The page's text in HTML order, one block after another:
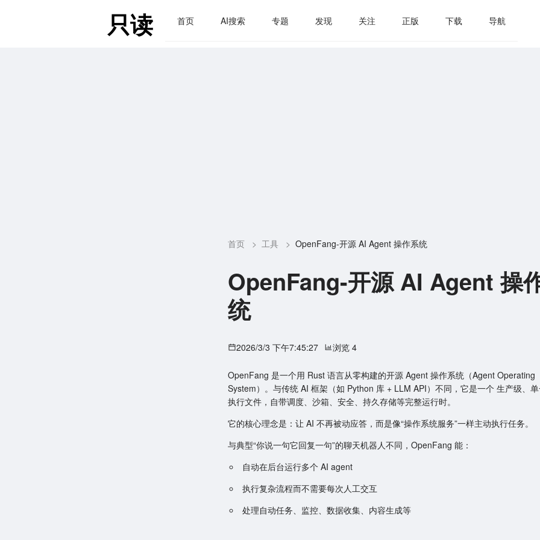
只读 首页 AI搜索 专题 发现 关注 正版 下载 导航
首页 > 工具 > OpenFang-开源 AI Agent 操作系统
OpenFang-开源 AI Agent 操
统
2026/3/3 下午7:45:27 浏览 4
OpenFang 是一个用 Rust 语言从零构建的开源 Agent 操作系统（Agent Operating
System）。与传统 AI 框架（如 Python 库 + LLM API）不同，它是一个 生产级、
执行文件，自带调度、沙箱、安全、持久存储等完整运行时。
它的核心理念是：让 AI 不再被动应答，而是像“操作系统服务”一样主动执行任务。
与典型“你说一句它回复一句”的聊天机器人不同，OpenFang 能：
自动在后台运行多个 AI agent
执行复杂流程而不需要每次人工交互
处理自动任务、监控、数据收集、内容生成等